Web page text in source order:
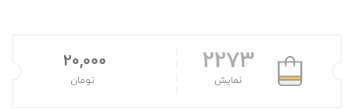
2273
نمایش
20,000
تومان